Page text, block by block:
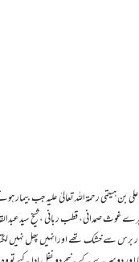
بن ہیتمی رحمۃاللہ تعالیٰ علیہ جب بیمار
صمدانی، قطب ربانی ، شیخ سید
سے خشک تھے اورانہیں پھل نہیں